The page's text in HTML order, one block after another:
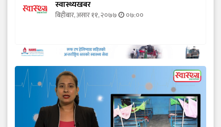
स्वास्थ्यखबर
बिहीबार, असार ११, २०७७ ०७:००